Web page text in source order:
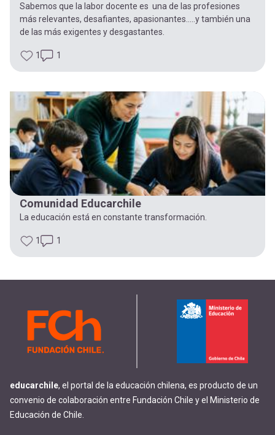
Sabemos que la labor docente es una de las profesiones
más relevantes, desafiantes, apasionantes…..y también una
de las más exigentes y desgastantes.
1 1
Comunidad Educarchile
La educación está en constante transformación.
1 1
educarchile, el portal de la educación chilena, es producto de un
convenio de colaboración entre Fundación Chile y el Ministerio de
Educación de Chile.